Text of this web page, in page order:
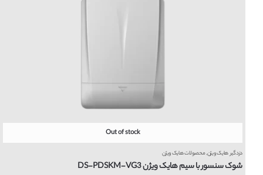
Out of stock
دزدگیر هایک ویژن,محصولات هایک ویژن
شوک سنسور با سیم هایک ویژن DS-PDSKM-VG3